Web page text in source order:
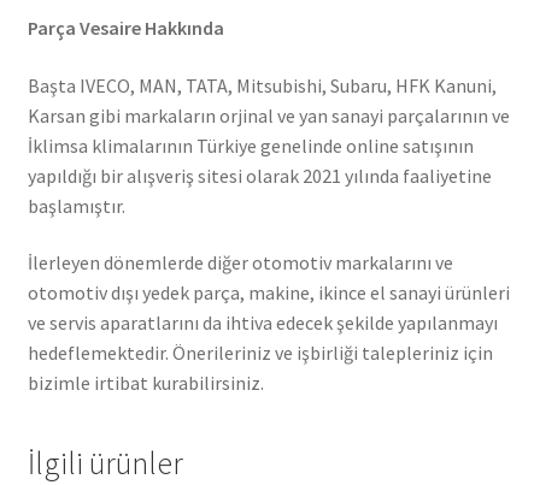
Parça Vesaire Hakkında
Başta IVECO, MAN, TATA, Mitsubishi, Subaru, HFK Kanuni,
Karsan gibi markaların orjinal ve yan sanayi parçalarının ve
İklimsa klimalarının Türkiye genelinde online satışının
yapıldığı bir alışveriş sitesi olarak 2021 yılında faaliyetine
başlamıştır.
İlerleyen dönemlerde diğer otomotiv markalarını ve
otomotiv dışı yedek parça, makine, ikince el sanayi ürünleri
ve servis aparatlarını da ihtiva edecek şekilde yapılanmayı
hedeflemektedir. Önerileriniz ve işbirliği talepleriniz için
bizimle irtibat kurabilirsiniz.
İlgili ürünler